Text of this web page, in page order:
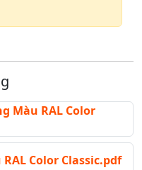
Màu RAL Color
Color Classic.pdf